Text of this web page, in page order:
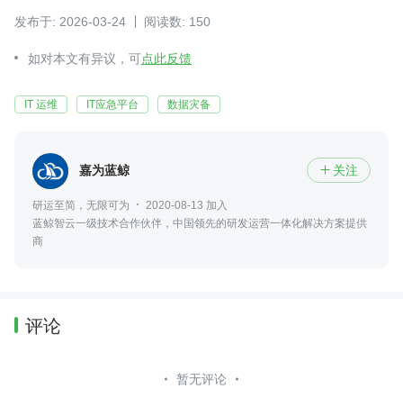
发布于: 2026-03-24 阅读数: 150
如对本文有异议，可点此反馈
IT 运维 IT应急平台 数据灾备
嘉为蓝鲸  关注
研运至简，无限可为
2020-08-13 加入
蓝鲸智云一级技术合作伙伴，中国领先的研发运营一体化解决方案提供
商
评论
暂无评论